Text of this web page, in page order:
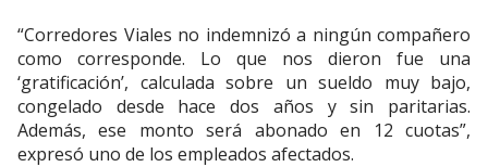
“Corredores Viales no indemnizó a ningún compañero
como corresponde. Lo que nos dieron fue una
‘gratificación’, calculada sobre un sueldo muy bajo,
congelado desde hace dos años y sin paritarias.
Además, ese monto será abonado en 12 cuotas”,
expresó uno de los empleados afectados.